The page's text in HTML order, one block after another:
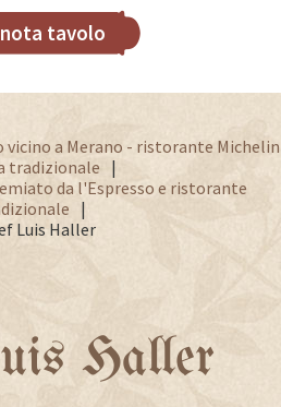
tavolo
vicino a Merano - ristorante Michelin
tradizionale
da l'Espresso e ristorante
Luis Haller
Haller